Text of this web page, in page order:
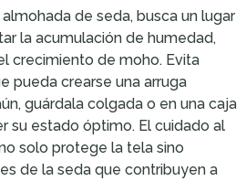
de seda, busca un lugar
la acumulación de humedad,
crecimiento de moho. Evita
pueda crearse una arruga
guárdala colgada o en una caja
su estado óptimo. El cuidado al
solo protege la tela sino
de la seda que contribuyen a